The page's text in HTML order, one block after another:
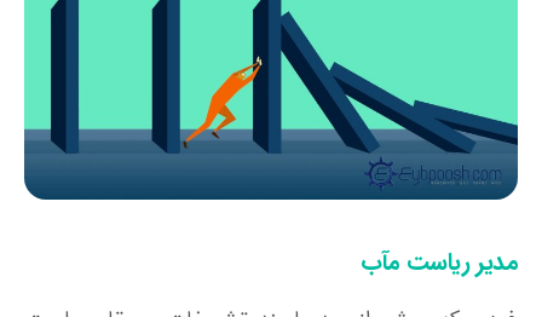
ریاست مآب